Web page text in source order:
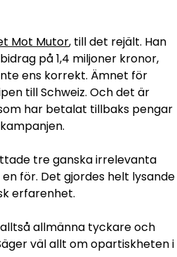
Mot Mutor, till det rejält. Han
på 1,4 miljoner kronor,
ens korrekt. Ämnet för
till Schweiz. Och det är
har betalat tillbaks pengar
tre ganska irrelevanta
för. Det gjordes helt lysande
erfarenhet.
allmänna tyckare och
väl allt om opartiskheten i